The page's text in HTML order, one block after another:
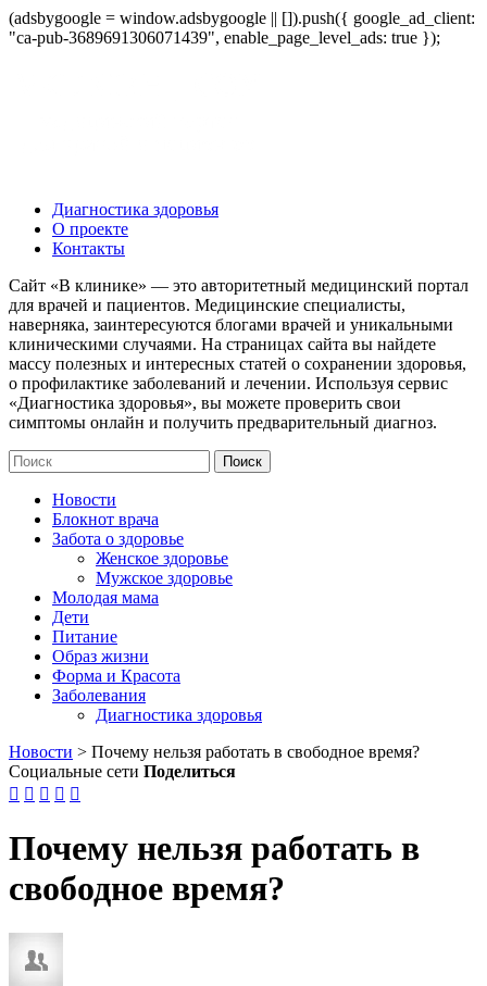
(adsbygoogle = window.adsbygoogle || []).push({ google_ad_client:
"ca-pub-3689691306071439", enable_page_level_ads: true });
Диагностика здоровья
О проекте
Контакты
Сайт «В клинике» — это авторитетный медицинский портал
для врачей и пациентов. Медицинские специалисты,
наверняка, заинтересуются блогами врачей и уникальными
клиническими случаями. На страницах сайта вы найдете
массу полезных и интересных статей о сохранении здоровья,
о профилактике заболеваний и лечении. Используя сервис
«Диагностика здоровья», вы можете проверить свои
симптомы онлайн и получить предварительный диагноз.
Новости
Блокнот врача
Забота о здоровье
Женское здоровье
Мужское здоровье
Молодая мама
Дети
Питание
Образ жизни
Форма и Красота
Заболевания
Диагностика здоровья
Новости > Почему нельзя работать в свободное время?
Социальные сети Поделиться
    
Почему нельзя работать в
свободное время?